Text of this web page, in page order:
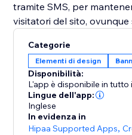
tramite SMS, per
visitatori del sito, ovunque
Categorie
Elementi di design
Disponibilità:
L'app è disponibile in tutto
Lingue dell'app:
Inglese
In evidenza in
Hipaa Supported Apps,